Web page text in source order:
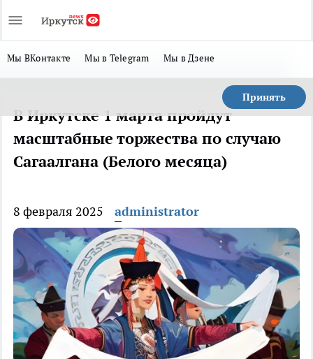
Мы ВКонтакте Мы в Telegram Мы в Дзене
Принять
В Иркутске 1 марта пройдут
масштабные торжества по случаю
Сагаалгана (Белого месяца)
8 февраля 2025 administrator